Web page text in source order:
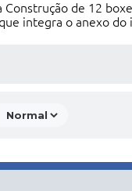
de 12
integra o anexo